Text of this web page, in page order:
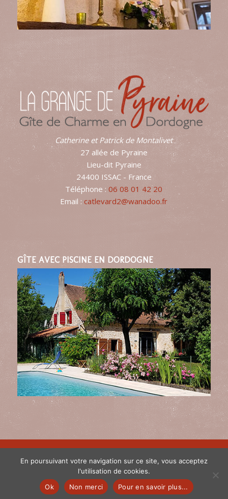
Catherine et Patrick de Montalivet
27 allée de Pyraine
Lieu-dit Pyraine
24400 ISSAC - France
Téléphone :06 08 01 42 20
Email :catlevard2@wanadoo.fr
GÎTE AVEC PISCINE EN DORDOGNE
droits réservés |Mentions légales et politique de confidentialité |
Création site web :Internet Dordogne|
En poursuivant votre navigation sur ce site, vous acceptez
l'utilisation de cookies.
Ok
Non merci Pour en savoir plus...